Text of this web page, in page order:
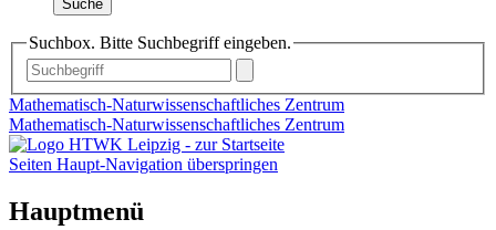
Suche
Suchbox. Bitte Suchbegriff eingeben.
Mathematisch-Naturwissenschaftliches Zentrum
Mathematisch-Naturwissenschaftliches Zentrum
Seiten Haupt-Navigation überspringen
Hauptmenü